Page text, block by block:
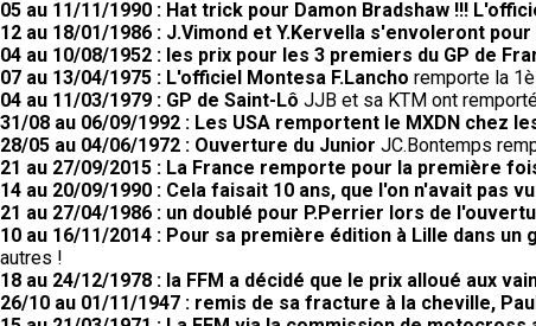
05 au 11/11/1990 : Hat trick pour Damon Bradshaw !!!
12 au 18/01/1986 : J.Vimond et Y.Kervella s'envoleront
04 au 10/08/1952 : les prix pour les 3 premiers du GP de
07 au 13/04/1975 : L'officiel Montesa F.Lancho remporte la
04 au 11/03/1979 : GP de Saint-Lô JJB et sa KTM ont
31/08 au 06/09/1992 : Les USA remportent le MXDN chez
28/05 au 04/06/1972 : Ouverture du Junior JC.Bontemps
21 au 27/09/2015 : La France remporte pour la première
14 au 20/09/1990 : Cela faisait 10 ans, que l'on n'avait pas
21 au 27/04/1986 : un doublé pour P.Perrier lors de
10 au 16/11/2014 : Pour sa première édition à Lille dans
autres !
18 au 24/12/1978 : la FFM a décidé que le prix alloué aux
26/10 au 01/11/1947 : remis de sa fracture à la cheville,